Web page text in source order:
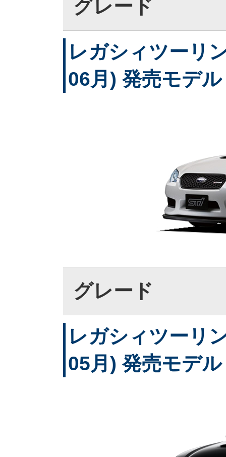
グレード
レガシィツーリ
06月) 発売モデル
グレード
レガシィツーリ
05月) 発売モデル